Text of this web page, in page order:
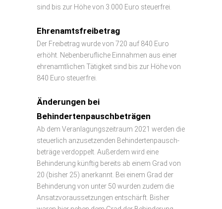
sind bis zur Höhe von 3.000 Euro steuerfrei.
Ehrenamtsfreibetrag
Der Freibetrag wurde von 720 auf 840 Euro
erhöht. Nebenberufliche Einnahmen aus einer
ehrenamtlichen Tätigkeit sind bis zur Höhe von
840 Euro steuerfrei.
Änderungen bei
Behindertenpauschbeträgen
Ab dem Veranlagungszeitraum 2021 werden die
steuerlich anzusetzenden Behindertenpausch-
beträge verdoppelt. Außerdem wird eine
Behinderung künftig bereits ab einem Grad von
20 (bisher 25) anerkannt. Bei einem Grad der
Behinderung von unter 50 wurden zudem die
Ansatzvoraussetzungen entschärft. Bisher